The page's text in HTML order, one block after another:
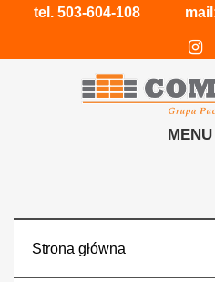
tel. 503-604-108
MENU
Strona główna